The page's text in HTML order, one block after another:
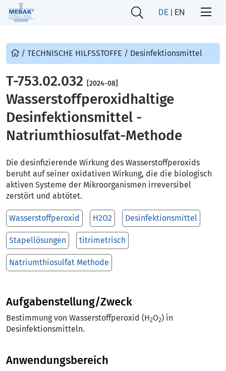
DE | EN
/ TECHNISCHE HILFSSTOFFE / Desinfektionsmittel
T-753.02.032 [2024-08]
Wasserstoffperoxidhaltige
Desinfektionsmittel -
Natriumthiosulfat-Methode
Die desinfizierende Wirkung des Wasserstoffperoxids
beruht auf seiner oxidativen Wirkung, die die biologisch
aktiven Systeme der Mikroorganismen irreversibel
zerstört und abtötet.
Wasserstoffperoxid H2O2 Desinfektionsmittel
Stapellösungen titrimetrisch
Natriumthiosulfat Methode
Aufgabenstellung/Zweck
Bestimmung von Wasserstoffperoxid (H2O2) in
Desinfektionsmitteln.
Anwendungsbereich